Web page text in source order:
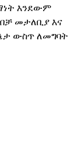
እንደውም
መታለቢያ እና
ውስጥ ለመግባት